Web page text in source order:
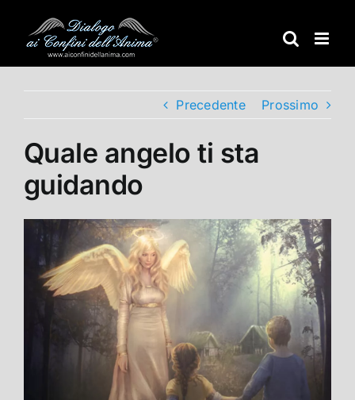
contenuto
Precedente Prossimo
Quale angelo ti sta
guidando